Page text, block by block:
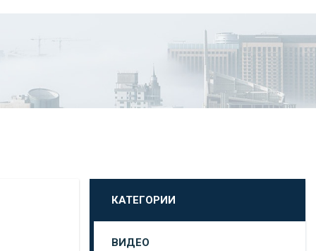
КАТЕГОРИИ
ВИДЕО